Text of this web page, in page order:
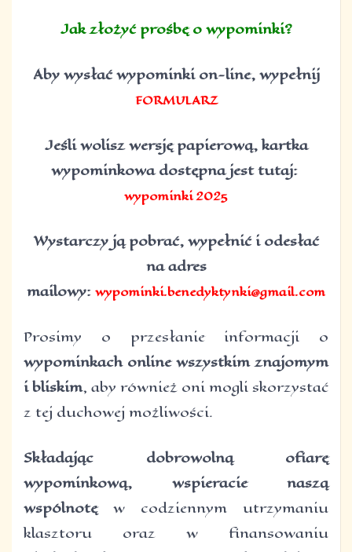
Jak złożyć prośbę o wypominki?
Aby wysłać wypominki on-line, wypełnij
FORMULARZ
Jeśli wolisz wersję papierową, kartka
wypominkowadostępna jest tutaj:
wypominki 2025
Wystarczy ją pobrać, wypełnić i odesłać
na adres
mailowy: wypominki.benedyktynki@gmail.com
Prosimy o przesłanie informacji o
wypominkach onlinewszystkim znajomym
i bliskim, aby również oni mogli skorzystać
z tej duchowej możliwości.
Składając dobrowolną ofiarę
wypominkową, wspieracie naszą
wspólnotęw codziennym utrzymaniu
klasztoru oraz w finansowaniu